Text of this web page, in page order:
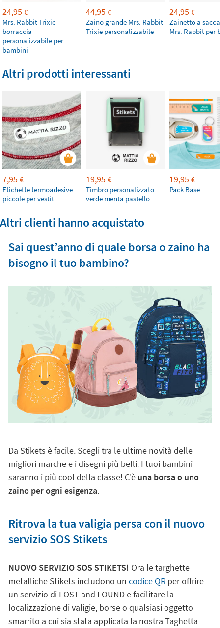
24,95 €
Mrs. Rabbit Trixie
borraccia
personalizzabile per
bambini
44,95 €
Zaino grande Mrs. Rabbit
Trixie personalizzabile
24,95 €
Zainetto a
Mrs. Rabbit per
Altri prodotti interessanti
7,95 €
Etichette termoadesive
piccole per vestiti
19,95 €
Timbro personalizzato
verde menta pastello
19,95 €
Pack Base
Altri clienti hanno acquistato
Sai quest’anno di quale borsa o zaino ha
bisogno il tuo bambino?
Da Stikets è facile. Scegli tra le ultime novità delle
migliori marche e i disegni più belli. I tuoi bambini
saranno i più cool della classe! C'è una borsa o uno
zaino per ogni esigenza.
Ritrova la tua valigia persa con il nuovo
servizio SOS Stikets
NUOVO SERVIZIO SOS STIKETS! Ora le targhette
metalliche Stikets includono un codice QRper offrire
un servizio di LOST and FOUND e facilitare la
localizzazione di valigie, borse o qualsiasi oggetto
smarrito a cui sia stata applicata la nostra Taghetta